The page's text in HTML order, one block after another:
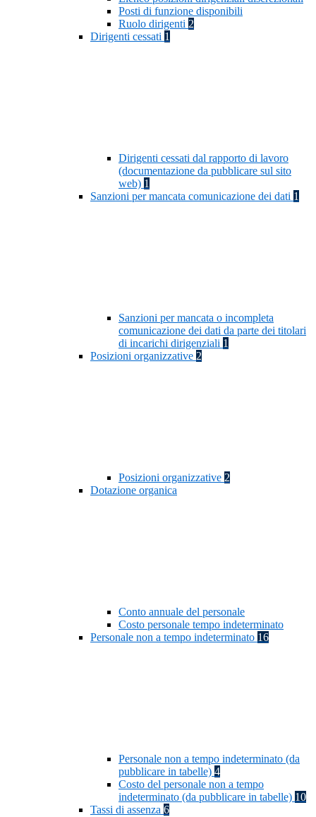
Posti di funzione disponibili
Ruolo dirigenti 2
Dirigenti cessati 1
Dirigenti cessati dal rapporto di lavoro
(documentazione da pubblicare sul sito
web) 1
Sanzioni per mancata comunicazione dei dati 1
Sanzioni per mancata o incompleta
comunicazione dei dati da parte dei titolari
di incarichi dirigenziali 1
Posizioni organizzative 2
Posizioni organizzative 2
Dotazione organica
Conto annuale del personale
Costo personale tempo indeterminato
Personale non a tempo indeterminato 16
Personale non a tempo indeterminato (da
pubblicare in tabelle) 4
Costo del personale non a tempo
indeterminato (da pubblicare in tabelle) 10
Tassi di assenza 6